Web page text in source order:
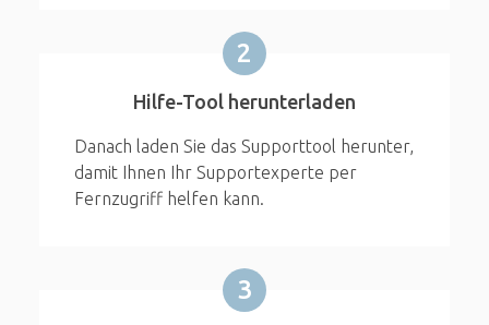
2
Hilfe-Tool herunterladen
Danach laden Sie das Supporttool herunter,
damit Ihnen Ihr Supportexperte per
Fernzugriff helfen kann.
3